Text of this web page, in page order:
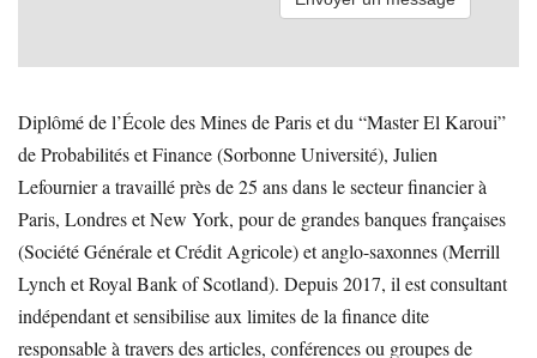
Diplômé de l’École des Mines de Paris et du “Master El Karoui”
de Probabilités et Finance (Sorbonne Université), Julien
Lefournier a travaillé près de 25 ans dans le secteur financier à
Paris, Londres et New York, pour de grandes banques françaises
(Société Générale et Crédit Agricole) et anglo-saxonnes (Merrill
Lynch et Royal Bank of Scotland). Depuis 2017, il est consultant
indépendant et sensibilise aux limites de la finance dite
responsable à travers des articles, conférences ou groupes de